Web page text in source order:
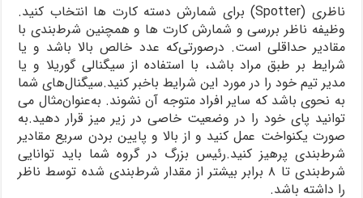
ناظری (Spotter) برای شمارش دسته کارت ها انتخاب کنید.
وظیفه ناظر بررسی و شمارش کارت ها و همچنین شرط‌بندی با
مقادیر حداقلی است. درصورتی‌که عدد خالص بالا باشد و یا
شرایط بر طبق مراد باشد، با استفاده از سیگنالی گوریلا و یا
مدیر تیم خود را در مورد این شرایط باخبر کنید.سیگنال‌های شما
به نحوی باشد که سایر افراد متوجه آن نشوند. به‌عنوان‌مثال می
توانید پای خود را در وضعیت خاصی در زیر میز قرار دهید.به
صورت یکنواخت عمل کنید و از بالا و پایین بردن سریع مقادیر
شرط‌بندی پرهیز کنید.رئیس بزرگ در گروه شما باید توانایی
شرط‌بندی تا ۸ برابر بیشتر از مقدار شرط‌بندی شده توسط ناظر
را داشته باشد.